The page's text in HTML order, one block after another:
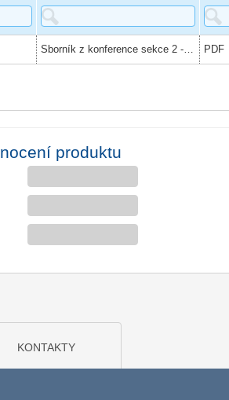
Sborník z konference sekce 2 - Mediace přeshraničních rodičovských sporů PDF
produktu
KONTAKTY